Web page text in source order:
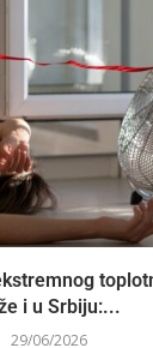
i u Srbiju:...
29/06/2026